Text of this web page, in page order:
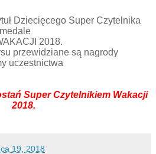
Dziecięcego Super Czytelnika
2018.
przewidziane są nagrody
uczestnictwa
Super Czytelnikiem Wakacji
2018.
19, 2018